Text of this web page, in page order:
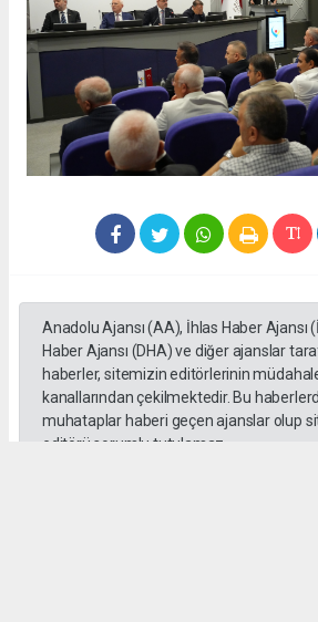
Anadolu Ajansı (AA), İhlas Haber Ajansı
Haber Ajansı (DHA) ve diğer ajanslar
haberler, sitemizin editörlerinin
kanallarından çekilmektedir. Bu
muhataplar haberi geçen ajanslar olup
editörü sorumlu tutulamaz...